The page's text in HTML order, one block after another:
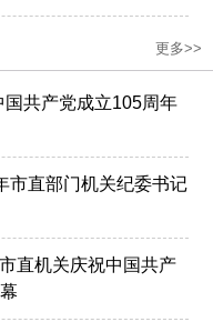
更多>>
共产党成立105周年
市直部门机关纪委书记
直机关庆祝中国共产